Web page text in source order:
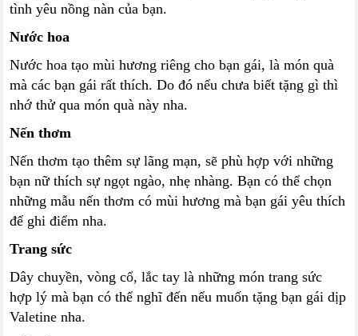
tình yêu nồng nàn của bạn.
Nước hoa
Nước hoa tạo mùi hương riêng cho bạn gái, là món quà
mà các bạn gái rất thích. Do đó nếu chưa biết tặng gì thì
nhớ thử qua món quà này nha.
Nến thơm
Nến thơm tạo thêm sự lãng mạn, sẽ phù hợp với những
bạn nữ thích sự ngọt ngào, nhẹ nhàng. Bạn có thể chọn
những mẫu nến thơm có mùi hương mà bạn gái yêu thích
để ghi điểm nha.
Trang sức
Dây chuyền, vòng cổ, lắc tay là những món trang sức
hợp lý mà bạn có thể nghĩ đến nếu muốn tặng bạn gái dịp
Valetine nha.